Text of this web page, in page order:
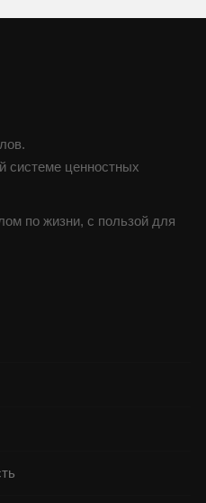
системе ценностных
по жизни, с пользой для